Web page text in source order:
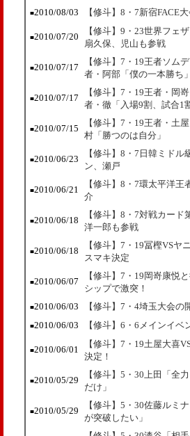
■2010/08/03 【修斗】8・7新宿FACE
■2010/07/20
【修斗】9・23世界フェ
扇久保、児山も参戦
■2010/07/17
【修斗】7・19王者ソム
者・阿部「僕の一本勝ち
■2010/07/17
【修斗】7・19王者・岡
者・徹「入場9割、試合1
■2010/07/15
【修斗】7・19王者・土
村「勝つのは自分」
■2010/06/23
【修斗】8・7日韓ミド
ン、瀬戸
■2010/06/21
【修斗】8・7環太平洋
介
■2010/06/18
【修斗】8・7対戦カー
洋一郎も参戦
■2010/06/18
【修斗】7・19冨樫VS
スマキ決定
■2010/06/07
【修斗】7・19岡嵜康悦
シップで激突！
■2010/06/03 【修斗】7・4埼玉大会
■2010/06/03 【修斗】6・6メインイ
■2010/06/01
【修斗】7・19土屋大喜
決定！
■2010/05/29
【修斗】5・30上田「全
だけ」
■2010/05/29
【修斗】5・30佐藤ルミ
が突破したい」